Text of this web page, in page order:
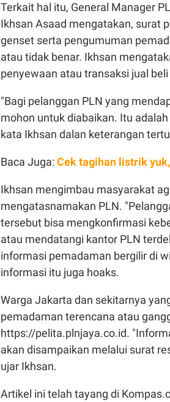
Terkait hal itu, General Manager
Ikhsan Asaad mengatakan, surat
genset serta pengumuman
atau tidak benar. Ikhsan
penyewaan atau transaksi jual
"Bagi pelanggan PLN yang
mohon untuk diabaikan. Itu
kata Ikhsan dalan keterangan
Baca Juga: Cek tagihan listrik
Ikhsan mengimbau masyarakat
mengatasnamakan PLN.
tersebut bisa mengkonfirmasi
atau mendatangi kantor PLN
informasi pemadaman bergilir di
informasi itu juga hoaks.
Warga Jakarta dan sekitarnya
pemadaman terencana atau
https://pelita.plnjaya.co.id.
akan disampaikan melalui surat
ujar Ikhsan.
Artikel ini telah tayang di